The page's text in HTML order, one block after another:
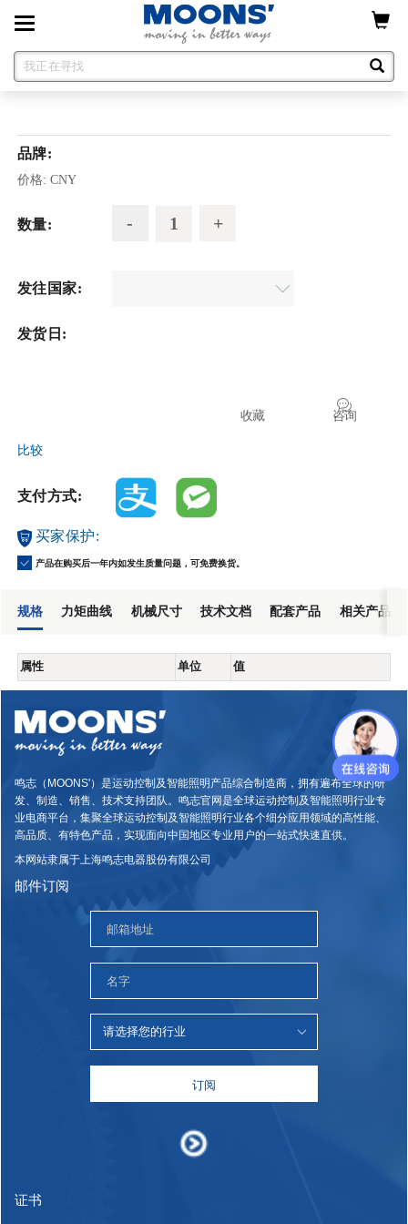
Toggle
navigation
品牌:
价格: CNY
数量:
发往国家:
发货日:
咨询
收藏
比较
支付方式:
买家保护:
产品在购买后一年内如发生质量问题，可免费换货。
规格 力矩曲线 机械尺寸 技术文档 配套产品 相关产品
属性 单位 值
鸣志（MOONS'）是运动控制及智能照明产品综合制造商，拥有遍布全球的研
发、制造、销售、技术支持团队。鸣志官网是全球运动控制及智能照明行业专
业电商平台，集聚全球运动控制及智能照明行业各个细分应用领域的高性能、
高品质、有特色产品，实现面向中国地区专业用户的一站式快速直供。
本网站隶属于上海鸣志电器股份有限公司
邮件订阅
订阅
证书